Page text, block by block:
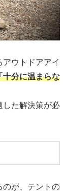
ウトドアアイ
十分に温まらな
した解決策が必
のが、テントの